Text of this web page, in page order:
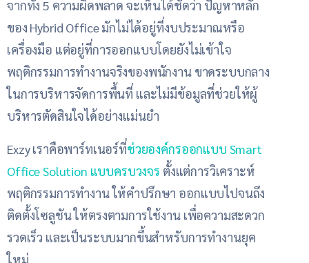
จากทั้ง 5 ความผิดพลาด จะเห็นได้ชัดว่า ปัญหาหลัก
ของ Hybrid Office มักไม่ได้อยู่ที่งบประมาณหรือ
เครื่องมือ แต่อยู่ที่การออกแบบโดยยังไม่เข้าใจ
พฤติกรรมการทำงานจริงของพนักงาน ขาดระบบกลาง
ในการบริหารจัดการพื้นที่ และไม่มีข้อมูลที่ช่วยให้ผู้
บริหารตัดสินใจได้อย่างแม่นยำ
Exzy เราคือพาร์ทเนอร์ที่ช่วยองค์กรออกแบบ Smart
Office Solution แบบครบวงจร ตั้งแต่การวิเคราะห์
พฤติกรรมการทำงาน ให้คำปรึกษา ออกแบบไปจนถึง
ติดตั้งโซลูชัน ให้ตรงตามการใช้งาน เพื่อความสะดวก
รวดเร็ว และเป็นระบบมากขึ้นสำหรับการทำงานยุค
ใหม่